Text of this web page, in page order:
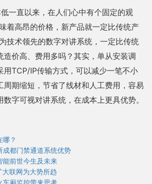
一直以来，在人们心中有个固定的观
着高昂的价格，新产品就一定比传统产
技术领先的数字对讲系统，一定比传统
造价高、费用多吗？其实，单从安装调
用TCP/IP传输方式，可以减少一笔不小
周期缩短，节省了线材和人工费用，容易
字可视对讲系统，在成本上更具优势。
哪？
成都门禁通道系统优势
能前世今生及未来
大联网为大势所趋
车厢监控带来思考